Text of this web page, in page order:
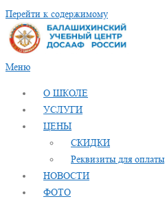
Перейти к содержимому
Меню
О ШКОЛЕ
УСЛУГИ
ЦЕНЫ
СКИДКИ
Реквизиты для оплаты
НОВОСТИ
ФОТО